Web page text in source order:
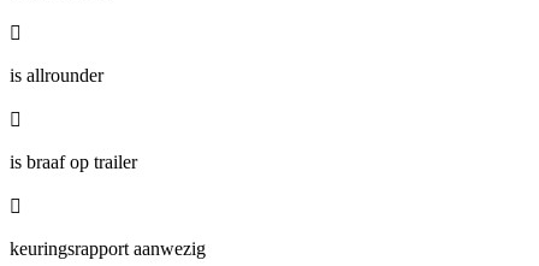

is allrounder

is braaf op trailer

keuringsrapport aanwezig